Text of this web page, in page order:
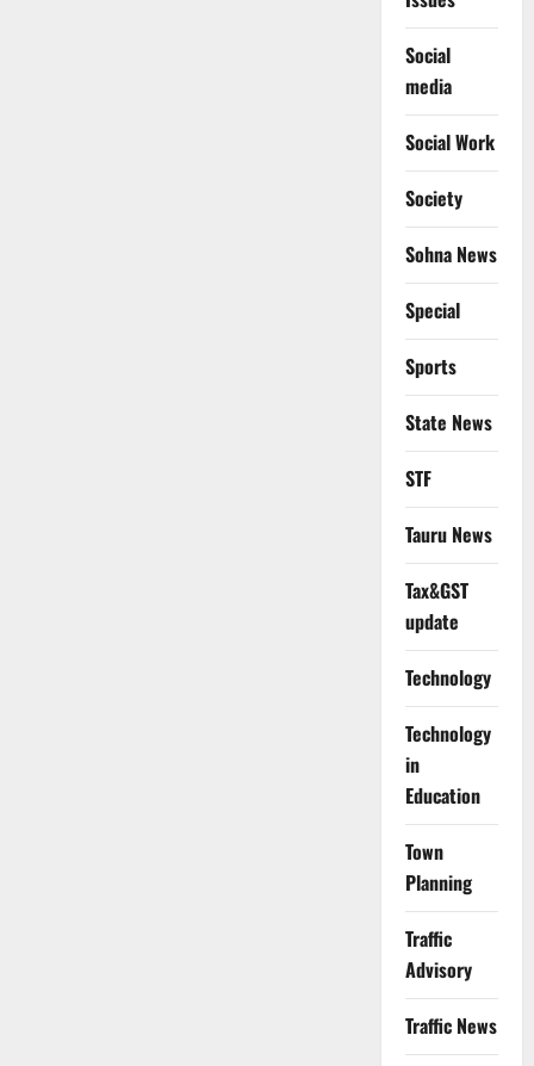
Social
media
Social Work
Society
Sohna News
Special
Sports
State News
STF
Tauru News
Tax&GST
update
Technology
Technology
in
Education
Town
Planning
Traffic
Advisory
Traffic News